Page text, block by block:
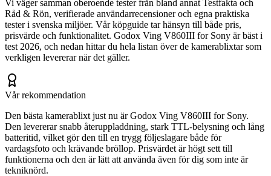
Vi väger samman oberoende tester från bland annat Testfakta och
Råd & Rön, verifierade användarrecensioner och egna praktiska
tester i svenska miljöer. Vår köpguide tar hänsyn till både pris,
prisvärde och funktionalitet. Godox Ving V860III for Sony är bäst i
test 2026, och nedan hittar du hela listan över de kamerablixtar som
verkligen levererar när det gäller.
Vår rekommendation
Den bästa kamerablixt just nu är Godox Ving V860III for Sony.
Den levererar snabb återuppladdning, stark TTL-belysning och lång
batteritid, vilket gör den till en trygg följeslagare både för
vardagsfoto och krävande bröllop. Prisvärdet är högt sett till
funktionerna och den är lätt att använda även för dig som inte är
tekniknörd.